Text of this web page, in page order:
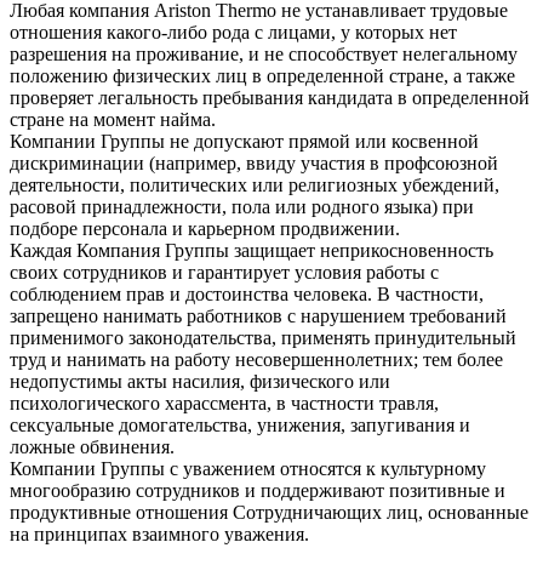
Любая компания Ariston Thermo не устанавливает трудовые
отношения какого-либо рода с лицами, у которых нет
разрешения на проживание, и не способствует нелегальному
положению физических лиц в определенной стране, а также
проверяет легальность пребывания кандидата в определенной
стране на момент найма.
Компании Группы не допускают прямой или косвенной
дискриминации (например, ввиду участия в профсоюзной
деятельности, политических или религиозных убеждений,
расовой принадлежности, пола или родного языка) при
подборе персонала и карьерном продвижении.
Каждая Компания Группы защищает неприкосновенность
своих сотрудников и гарантирует условия работы с
соблюдением прав и достоинства человека. В частности,
запрещено нанимать работников с нарушением требований
применимого законодательства, применять принудительный
труд и нанимать на работу несовершеннолетних; тем более
недопустимы акты насилия, физического или
психологического харассмента, в частности травля,
сексуальные домогательства, унижения, запугивания и
ложные обвинения.
Компании Группы с уважением относятся к культурному
многообразию сотрудников и поддерживают позитивные и
продуктивные отношения Сотрудничающих лиц, основанные
на принципах взаимного уважения.